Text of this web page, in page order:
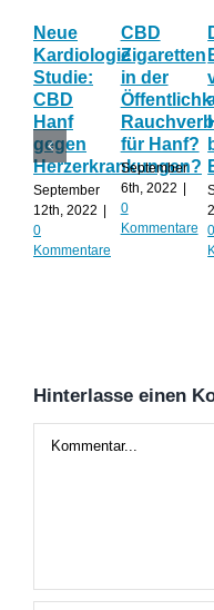
Neue
Kardiologie
Studie:
CBD
Hanf
gegen
Herzerkrankungen?
September
12th, 2022
0
Kommentare
CBD
Zigaretten
in der
für Hanf?
September
6th, 2022
0
Kommentare
0
Hinterlasse einen